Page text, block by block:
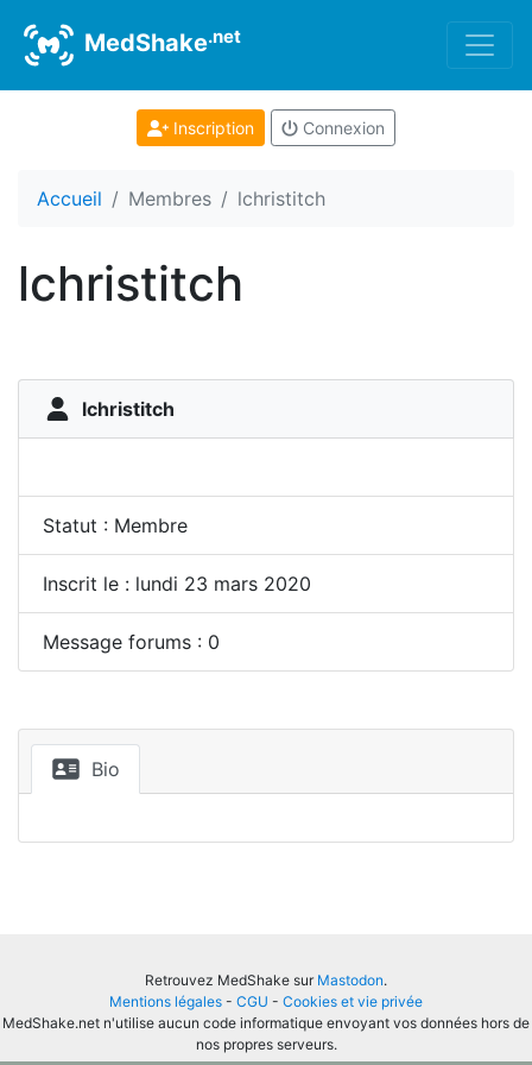
MedShake.net
Inscription Connexion
Accueil Membres lchristitch
lchristitch
lchristitch
Statut : Membre
Inscrit le : lundi 23 mars 2020
Message forums : 0
Bio
Retrouvez MedShake sur Mastodon.
Mentions légales - CGU - Cookies et vie privée
MedShake.net n'utilise aucun code informatique envoyant vos données hors de
nos propres serveurs.